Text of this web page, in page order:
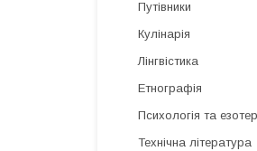
Путівники
Кулінарія
Лінгвістика
Етнографія
Психологія та
Технічна література